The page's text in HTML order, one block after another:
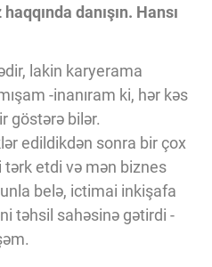
danışın. Hansı
lakin karyerama
-inanıram ki, hər kəs
göstərə bilər.
edildikdən sonra bir çox
etdi və mən biznes
belə, ictimai inkişafa
təhsil sahəsinə gətirdi -